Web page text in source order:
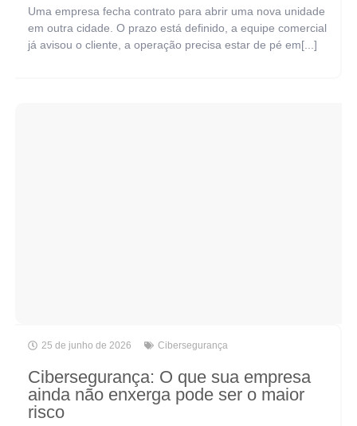
Uma empresa fecha contrato para abrir uma nova unidade
em outra cidade. O prazo está definido, a equipe comercial
já avisou o cliente, a operação precisa estar de pé em[...]
25 de junho de 2026 Cibersegurança
Cibersegurança: O que sua empresa
ainda não enxerga pode ser o maior
risco